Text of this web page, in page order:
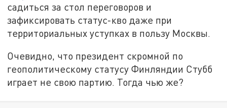
садиться за стол переговоров и
зафиксировать статус-кво даже при
территориальных уступках в пользу Москвы.
Очевидно, что президент скромной по
геополитическому статусу Финляндии Стубб
играет не свою партию. Тогда чью же?